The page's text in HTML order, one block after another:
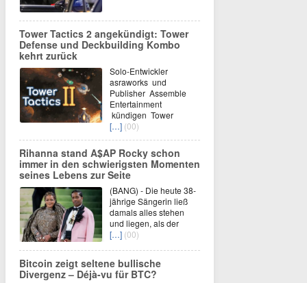
Tower Tactics 2 angekündigt: Tower
Defense und Deckbuilding Kombo
kehrt zurück
Solo-Entwickler
asraworks und
Publisher Assemble
Entertainment
kündigen Tower
[…] (00)
Rihanna stand A$AP Rocky schon
immer in den schwierigsten Momenten
seines Lebens zur Seite
(BANG) - Die heute 38-
jährige Sängerin ließ
damals alles stehen
und liegen, als der
[…] (00)
Bitcoin zeigt seltene bullische
Divergenz – Déjà-vu für BTC?